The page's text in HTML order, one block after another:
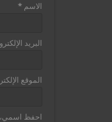
الاسم *
البريد
الموقع
احفظ اسمي،